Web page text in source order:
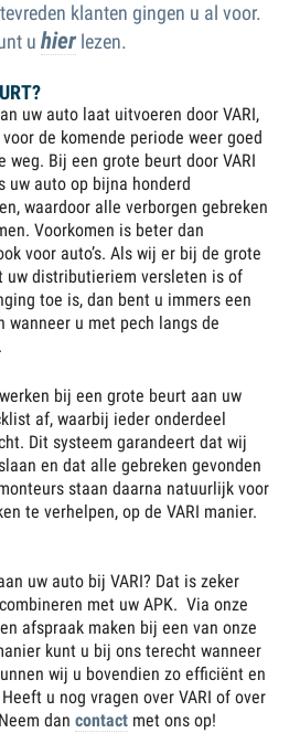
klanten gingen u al voor.
u hier lezen.
uw auto laat uitvoeren door VARI,
de komende periode weer goed
weg. Bij een grote beurt door VARI
uw auto op bijna honderd
waardoor alle verborgen gebreken
Voorkomen is beter dan
voor auto’s. Als wij er bij de grote
uw distributieriem versleten is of
toe is, dan bent u immers een
wanneer u met pech langs de
bij een grote beurt aan uw
af, waarbij ieder onderdeel
Dit systeem garandeert dat wij
en dat alle gebreken gevonden
staan daarna natuurlijk voor
te verhelpen, op de VARI manier.
uw auto bij VARI? Dat is zeker
met uw APK. Via onze
afspraak maken bij een van onze
kunt u bij ons terecht wanneer
wij u bovendien zo efficiënt en
u nog vragen over VARI of over
dan contact met ons op!